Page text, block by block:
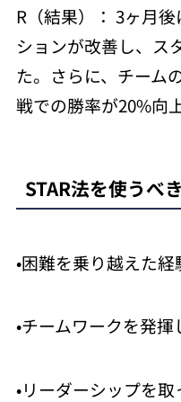
R（結果）： 3ヶ月
ションが改善し、ス
た。さらに、チーム
戦での勝率が20%向
STAR法を使うべ
•困難を乗り越えた経
•チームワークを発揮
•リーダーシップを